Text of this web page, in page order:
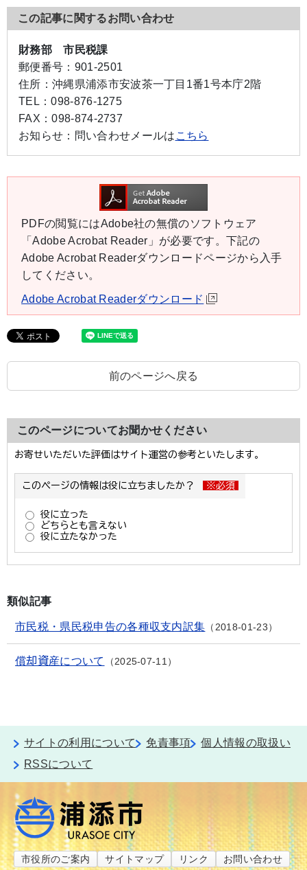
この記事に関するお問い合わせ
財務部 市民税課
郵便番号： 901-2501
住所： 沖縄県浦添市安波茶一丁目1番1号本庁2階
TEL：098-876-1275
FAX：098-874-2737
お知らせ： 問い合わせメールは こちら
PDFの閲覧にはAdobe社の無償のソフトウェア
「Adobe Acrobat Reader」が必要です。下記の
Adobe Acrobat Readerダウンロードページから入手
してください。
Adobe Acrobat Readerダウンロード
前のページへ戻る
このページについてお聞かせください
類似記事
市民税・県民税申告の各種収支内訳集 2018-01-23
償却資産について 2025-07-11
サイトの利用について 免責事項
個人情報の取扱い
RSSについて
市役所のご案内 サイトマップ リンク お問い合わせ